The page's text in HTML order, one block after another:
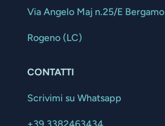
Via Angelo Maj n.25/E Bergamo
Rogeno (LC)
CONTATTI
Scrivimi su Whatsapp